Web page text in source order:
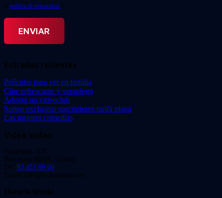
la política de privacidad. *
Entradas recientes
Películas para ver en familia
Cine refrescante y veraniego
Adopta un videoclub
Sorteo exclusivo suscriptores tarifa plana
Las mejores comedias
Video Instan
Viladomat, 239
Barcelona 08029. España.
Tel: 93 453 00 00
Email: info@videoinstan.net
Horario tienda